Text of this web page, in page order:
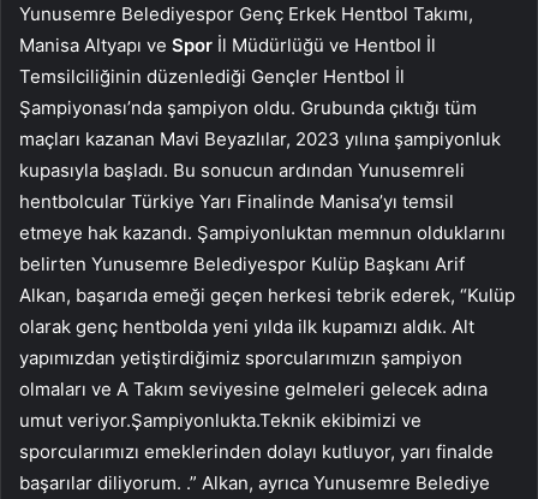
Yunusemre Belediyespor Genç Erkek Hentbol Takımı,
Manisa Altyapı ve Spor İl Müdürlüğü ve Hentbol İl
Temsilciliğinin düzenlediği Gençler Hentbol İl
Şampiyonası’nda şampiyon oldu. Grubunda çıktığı tüm
maçları kazanan Mavi Beyazlılar, 2023 yılına şampiyonluk
kupasıyla başladı. Bu sonucun ardından Yunusemreli
hentbolcular Türkiye Yarı Finalinde Manisa’yı temsil
etmeye hak kazandı. Şampiyonluktan memnun olduklarını
belirten Yunusemre Belediyespor Kulüp Başkanı Arif
Alkan, başarıda emeği geçen herkesi tebrik ederek, “Kulüp
olarak genç hentbolda yeni yılda ilk kupamızı aldık. Alt
yapımızdan yetiştirdiğimiz sporcularımızın şampiyon
olmaları ve A Takım seviyesine gelmeleri gelecek adına
umut veriyor.Şampiyonlukta.Teknik ekibimizi ve
sporcularımızı emeklerinden dolayı kutluyor, yarı finalde
başarılar diliyorum. .” Alkan, ayrıca Yunusemre Belediye